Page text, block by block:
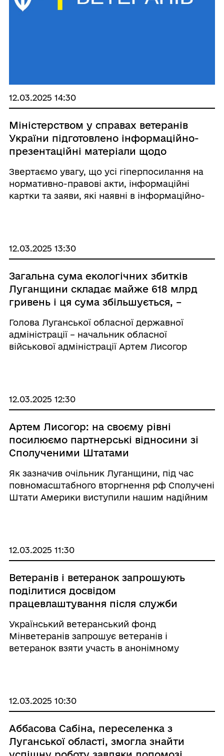
12.03.2025 14:30
Міністерством у справах ветеранів
України підготовлено інформаційно-
презентаційні матеріали щодо
надання яких є Мінветеранів
Звертаємо увагу, що усі гіперпосилання на
нормативно-правові акти, інформаційні
картки та заяви, які наявні в інформаційно-
12.03.2025 13:30
Загальна сума екологічних збитків
Луганщини складає майже 618 млрд
гривень і ця сума збільшується, –
Голова Луганської обласної державної
адміністрації – начальник обласної
військової адміністрації Артем Лисогор
обго ...
12.03.2025 12:30
Артем Лисогор: на своєму рівні
посилюємо партнерські відносини зі
Сполученими Штатами
Як зазначив очільник Луганщини, під час
повномасштабного вторгнення рф Сполучені
Штати Америки виступили нашим надійним
12.03.2025 11:30
Ветеранів і ветеранок запрошують
поділитися досвідом
працевлаштування після служби
Український ветеранський фонд
Мінветеранів запрошує ветеранів і
ветеранок взяти участь в анонімному
служби і пошуку роботи, пр ...
12.03.2025 10:30
Аббасова Сабіна, переселенка з
Луганської області, змогла знайти